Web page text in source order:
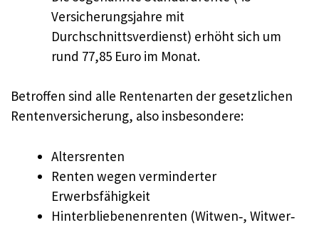
Versicherungsjahre mit
Durchschnittsverdienst) erhöht sich um
rund 77,85 Euro im Monat.
Betroffen sind alle Rentenarten der gesetzlichen
Rentenversicherung, also insbesondere:
Altersrenten
Renten wegen verminderter
Erwerbsfähigkeit
Hinterbliebenenrenten (Witwen‑, Witwer‑